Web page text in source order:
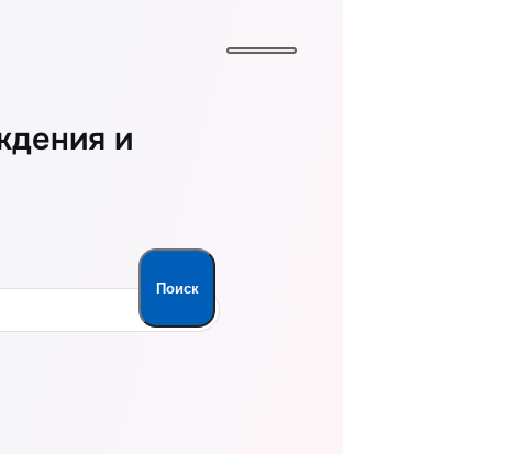
и
Поиск